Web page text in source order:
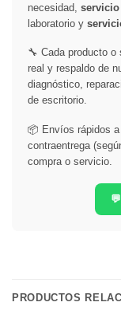
necesidad,
laboratorio y
🔧 Cada producto
real y respaldo de
diagnóstico,
de escritorio.
📦 Envíos rápidos
contraentrega
compra o servicio.
PRODUCTOS